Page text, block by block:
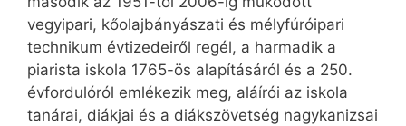
vegyipari, kőolajbányászati és mélyfúró­ipari
technikum évtizedeiről regél, a harmadik a
piarista iskola 1765-ös alapításáról és a 250.
évfordulóról emlékezik meg, aláírói az iskola
tanárai, diákjai és a diákszövetség nagykanizsai